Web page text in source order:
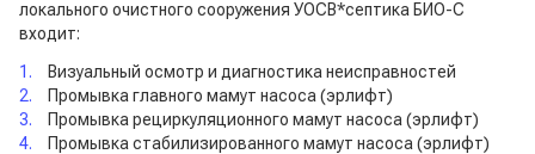
локального очистного сооружения УОСВ*септика БИО-С
входит:
Визуальный осмотр и диагностика неисправностей
Промывка главного мамут насоса (эрлифт)
Промывка рециркуляционного мамут насоса (эрлифт)
Промывка стабилизированного мамут насоса (эрлифт)